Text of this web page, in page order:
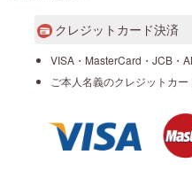
クレジットカード決済
VISA・MasterCard・JCB・
ご本人名義のクレジットカー